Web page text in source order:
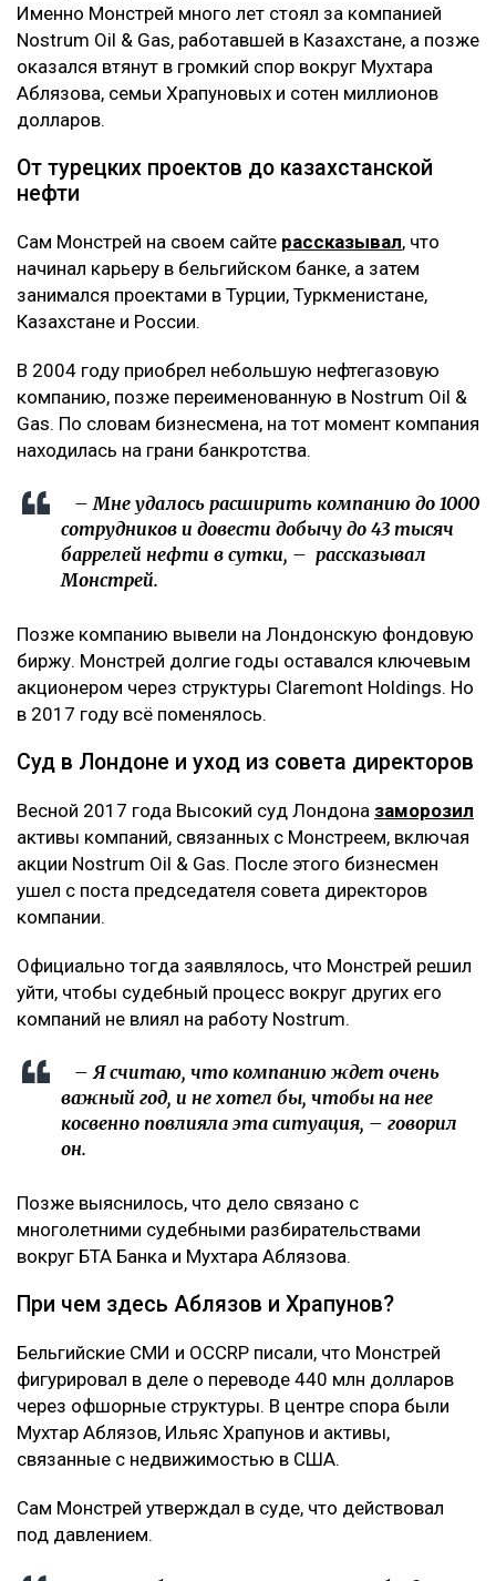
Именно Монстрей много лет стоял за компанией
Nostrum Oil & Gas, работавшей в Казахстане, а позже
оказался втянут в громкий спор вокруг Мухтара
Аблязова, семьи Храпуновых и сотен миллионов
долларов.
От турецких проектов до казахстанской
нефти
Сам Монстрей на своем сайте рассказывал, что
начинал карьеру в бельгийском банке, а затем
занимался проектами в Турции, Туркменистане,
Казахстане и России.
В 2004 году приобрел небольшую нефтегазовую
компанию, позже переименованную в Nostrum Oil &
Gas. По словам бизнесмена, на тот момент компания
находилась на грани банкротства.
– Мне удалось расширить компанию до 1000
сотрудников и довести добычу до 43 тысяч
баррелей нефти в сутки, – рассказывал
Монстрей.
Позже компанию вывели на Лондонскую фондовую
биржу. Монстрей долгие годы оставался ключевым
акционером через структуры Claremont Holdings. Но
в 2017 году всё поменялось.
Суд в Лондоне и уход из совета директоров
Весной 2017 года Высокий суд Лондона заморозил
активы компаний, связанных с Монстреем, включая
акции Nostrum Oil & Gas. После этого бизнесмен
ушел с поста председателя совета директоров
компании.
Официально тогда заявлялось, что Монстрей решил
уйти, чтобы судебный процесс вокруг других его
компаний не влиял на работу Nostrum.
– Я считаю, что компанию ждет очень
важный год, и не хотел бы, чтобы на нее
косвенно повлияла эта ситуация, – говорил
он.
Позже выяснилось, что дело связано с
многолетними судебными разбирательствами
вокруг БТА Банка и Мухтара Аблязова.
При чем здесь Аблязов и Храпунов?
Бельгийские СМИ и OCCRP писали, что Монстрей
фигурировал в деле о переводе 440 млн долларов
через офшорные структуры. В центре спора были
Мухтар Аблязов, Ильяс Храпунов и активы,
связанные с недвижимостью в США.
Сам Монстрей утверждал в суде, что действовал
под давлением.